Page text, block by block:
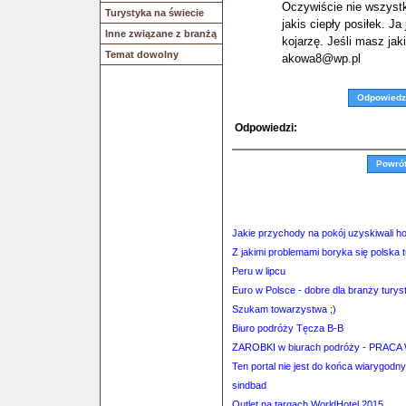
Turystyka na świecie
Inne związane z branżą
Temat dowolny
Oczywiście nie
jakis ciepły posiłek.
kojarzę. Jeśli masz
akowa8@wp.pl
Odpowiedz
Odpowiedzi:
Jakie przychody na pokój uzyskiwali
Z jakimi problemami boryka się polska
Peru w lipcu
Euro w Polsce - dobre dla branży
Szukam towarzystwa ;)
Biuro podróży Tęcza B-B
ZAROBKI w biurach podróży - PRACA
Ten portal nie jest do końca wiarygodny
sindbad